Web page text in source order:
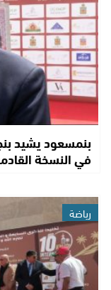
بنمسعود يشيد
في النسخة
رياضة